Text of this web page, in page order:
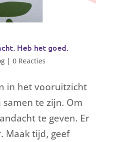
Heb het goed.
| 0 Reacties
in het vooruitzicht
te zijn. Om
te geven. Er
Maak tijd, geef